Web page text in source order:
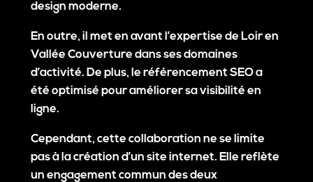
design moderne.
En outre, il met en avant l’expertise de Loir en
Vallée Couverture dans ses domaines
d’activité. De plus, le référencement SEO a
été optimisé pour améliorer sa visibilité en
ligne.
Cependant, cette collaboration ne se limite
pas à la création d’un site internet. Elle reflète
un engagement commun des deux